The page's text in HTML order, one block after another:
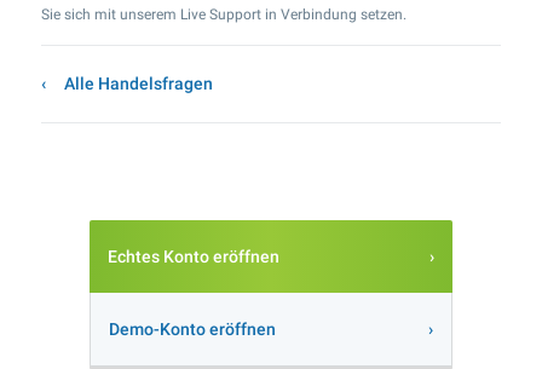
Sie sich mit unserem Live Support in Verbindung setzen.
Alle Handelsfragen
Echtes Konto eröffnen
Demo-Konto eröffnen